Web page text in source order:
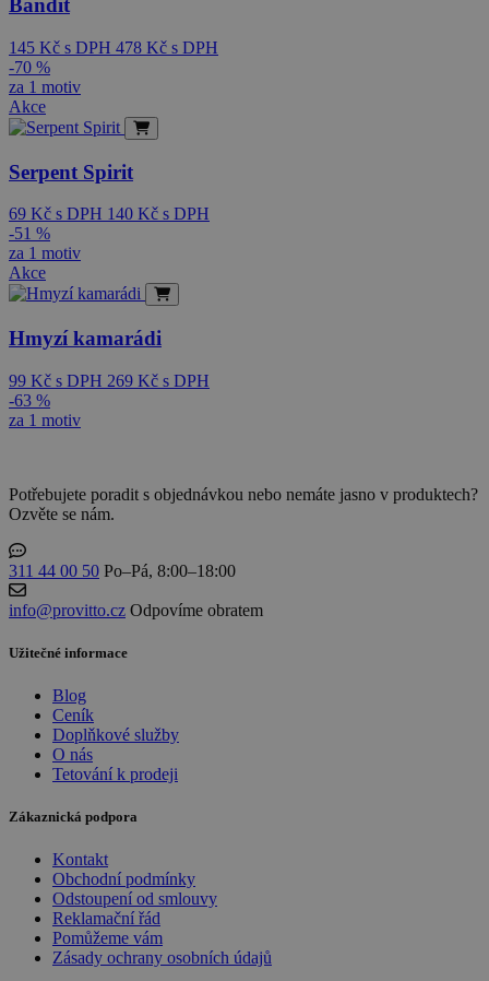
Bandit
145 Kč s DPH 478 Kč s DPH
-70 %
za 1 motiv
Akce
Serpent Spirit
69 Kč s DPH 140 Kč s DPH
-51 %
za 1 motiv
Akce
Hmyzí kamarádi
99 Kč s DPH 269 Kč s DPH
-63 %
za 1 motiv
Potřebujete poradit s objednávkou nebo nemáte jasno v produktech?
Ozvěte se nám.
311 44 00 50 Po–Pá, 8:00–18:00
info@provitto.cz Odpovíme obratem
Užitečné informace
Blog
Ceník
Doplňkové služby
O nás
Tetování k prodeji
Zákaznická podpora
Kontakt
Obchodní podmínky
Odstoupení od smlouvy
Reklamační řád
Pomůžeme vám
Zásady ochrany osobních údajů